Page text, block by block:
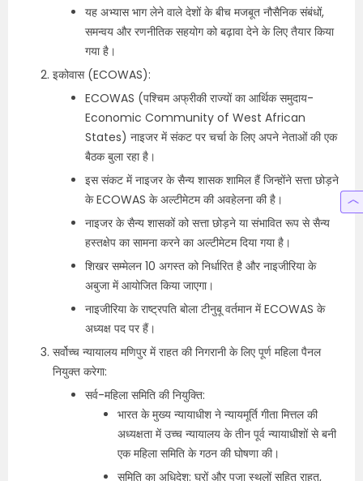
यह अभ्यास भाग लेने वाले देशों के बीच मजबूत नौसैनिक संबंधों,
समन्वय और रणनीतिक सहयोग को बढ़ावा देने के लिए तैयार किया
गया है।
इकोवास (ECOWAS):
ECOWAS (पश्चिम अफ्रीकी राज्यों का आर्थिक समुदाय-
Economic Community of West African
States) नाइजर में संकट पर चर्चा के लिए अपने नेताओं की एक
बैठक बुला रहा है।
इस संकट में नाइजर के सैन्य शासक शामिल हैं जिन्होंने सत्ता छोड़ने
के ECOWAS के अल्टीमेटम की अवहेलना की है।
नाइजर के सैन्य शासकों को सत्ता छोड़ने या संभावित रूप से सैन्य
हस्तक्षेप का सामना करने का अल्टीमेटम दिया गया है।
शिखर सम्मेलन 10 अगस्त को निर्धारित है और नाइजीरिया के
अबुजा में आयोजित किया जाएगा।
नाइजीरिया के राष्ट्रपति बोला टीनुबू वर्तमान में ECOWAS के
अध्यक्ष पद पर हैं।
सर्वोच्च न्यायालय मणिपुर में राहत की निगरानी के लिए पूर्ण महिला पैनल
नियुक्त करेगा:
सर्व-महिला समिति की नियुक्ति:
भारत के मुख्य न्यायाधीश ने न्यायमूर्ति गीता मित्तल की
अध्यक्षता में उच्च न्यायालय के तीन पूर्व न्यायाधीशों से बनी
एक महिला समिति के गठन की घोषणा की।
समिति का अधिदेश: घरों और पूजा स्थलों सहित राहत,